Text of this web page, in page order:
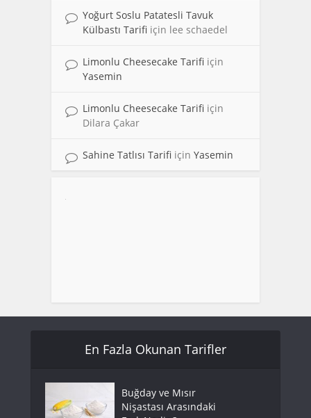
Yoğurt Soslu Patatesli Tavuk
Külbastı Tarifi için lee schaedel
Limonlu Cheesecake Tarifi için
Yasemin
Limonlu Cheesecake Tarifi için
Dilara Çakar
Sahine Tatlısı Tarifi için Yasemin
En Fazla Okunan Tarifler
Buğday ve Mısır
Nişastası Arasındaki